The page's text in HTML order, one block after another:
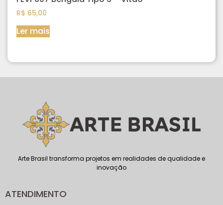
R$ 65,00
Ler mais
Arte Brasil transforma projetos em realidades de qualidade e
inovação
ATENDIMENTO